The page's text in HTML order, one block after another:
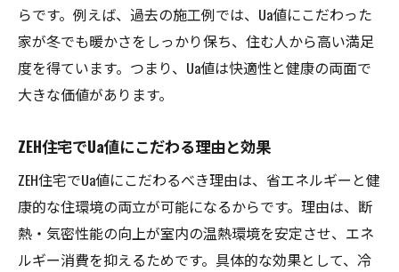
らです。例えば、過去の施工例では、Ua値にこだわった
家が冬でも暖かさをしっかり保ち、住む人から高い満足
度を得ています。つまり、Ua値は快適性と健康の両面で
大きな価値があります。
ZEH住宅でUa値にこだわる理由と効果
ZEH住宅でUa値にこだわるべき理由は、省エネルギーと健
康的な住環境の両立が可能になるからです。理由は、断
熱・気密性能の向上が室内の温熱環境を安定させ、エネ
ルギー消費を抑えるためです。具体的な効果として、冷